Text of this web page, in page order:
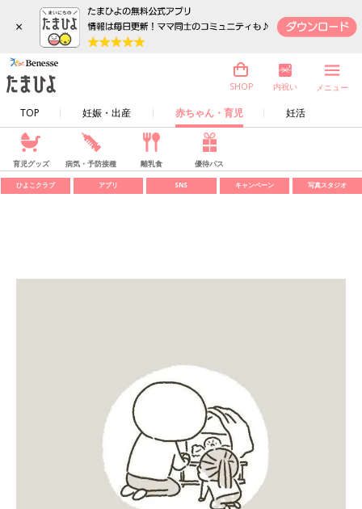
×
TOP 妊娠・出産 赤ちゃん・育児 妊活
SHOP 内祝い メニュー
育児グッズ 病気・予防接種 離乳食 優待パス
ひよこクラブ アプリ SNS キャンペーン 写真スタジオ